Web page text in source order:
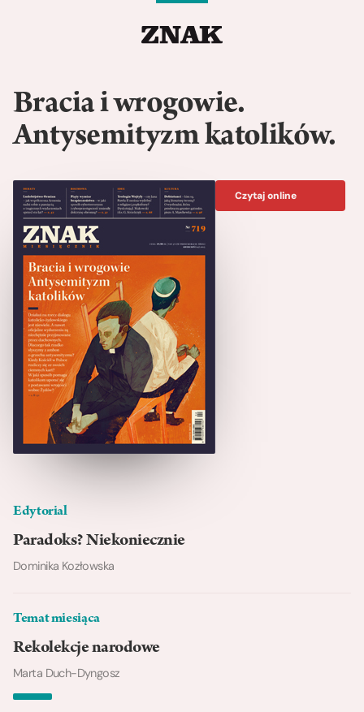
Bracia i wrogowie.
Antysemityzm katolików.
Edytorial
Paradoks? Niekoniecznie
Dominika Kozłowska
Temat miesiąca
Rekolekcje narodowe
Marta Duch-Dyngosz
Czytaj online